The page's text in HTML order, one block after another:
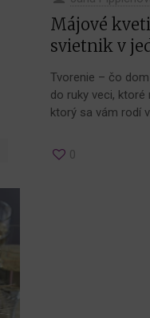
Májové
svietnik v
Tvorenie – čo
do ruky veci,
ktorý sa vám rodí
0